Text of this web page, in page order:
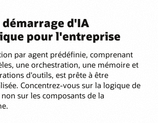
d'IA
pour l'entreprise
par agent prédéfinie, comprenant
une orchestration, une mémoire et
d'outils, est prête à être
Concentrez-vous sur la logique de
sur les composants de la